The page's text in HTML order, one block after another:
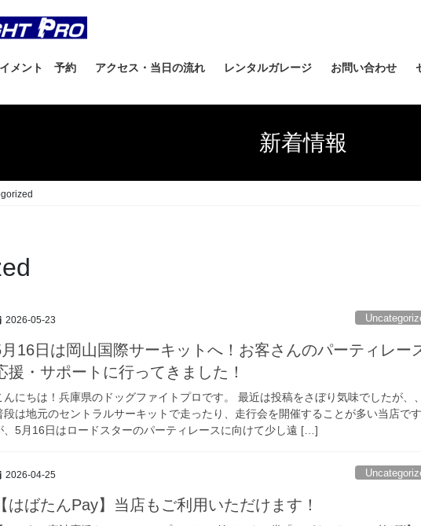
イメント 予約 アクセス・当日の流れ レンタルガレージ お問い合わせ
新着情報
2026-05-23
16日は岡山国際サーキットへ！お客さんのパーティレー
援・サポートに行ってきました！
んにちは！兵庫県のドッグファイトプロです。 最近は投稿をさぼり気味でしたが、、
段は地元のセントラルサーキットで走ったり、走行会を開催することが多い当店です
、5月16日はロードスターのパーティレースに向けて少し遠 […]
2026-04-25
【はばたんPay】当店もご利用いただけます！